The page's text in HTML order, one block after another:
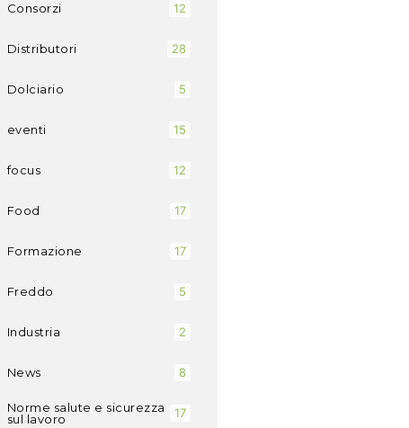
Consorzi 12
Distributori 28
Dolciario 5
eventi 15
focus 12
Food 17
Formazione 17
Freddo 5
Industria 2
News 8
Norme salute e sicurezza
sul lavoro
17